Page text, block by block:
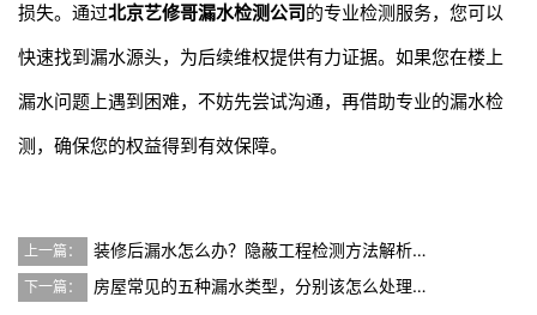
损失。通过北京艺修哥漏水检测公司的专业检测服务，您可以
快速找到漏水源头，为后续维权提供有力证据。如果您在楼上
漏水问题上遇到困难，不妨先尝试沟通，再借助专业的漏水检
测，确保您的权益得到有效保障。
上一篇： 装修后漏水怎么办？隐蔽工程检测方法解析…
下一篇： 房屋常见的五种漏水类型，分别该怎么处理…